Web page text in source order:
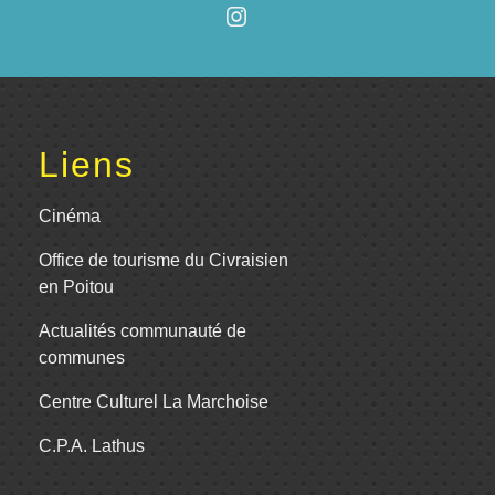
Liens
Cinéma
Office de tourisme du Civraisien
en Poitou
Actualités communauté de
communes
Centre Culturel La Marchoise
C.P.A. Lathus